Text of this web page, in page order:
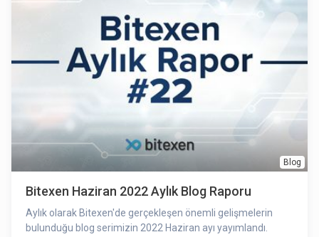
Blog
Bitexen Haziran 2022 Aylık Blog Raporu
Aylık olarak Bitexen'de gerçekleşen önemli gelişmelerin
bulunduğu blog serimizin 2022 Haziran ayı yayımlandı.